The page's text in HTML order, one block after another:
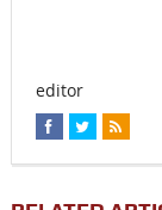
editor